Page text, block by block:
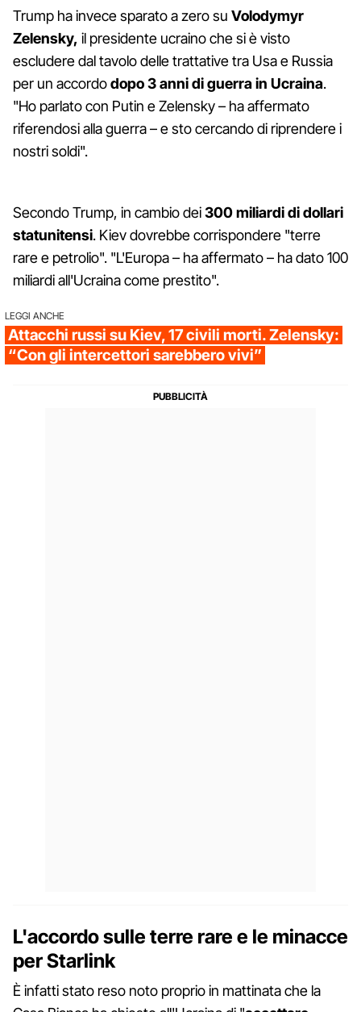
Trump ha invece sparato a zero su Volodymyr
Zelensky, il presidente ucraino che si è visto
escludere dal tavolo delle trattative tra Usa e Russia
per un accordodopo 3 anni di guerra in Ucraina.
"Ho parlato con Putin e Zelensky – ha affermato
riferendosi alla guerra – e sto cercando di riprendere i
nostri soldi".
Secondo Trump, in cambio dei300 miliardi di dollari
statunitensi. Kiev dovrebbe corrispondere "terre
rare e petrolio". "L'Europa – ha affermato – ha dato 100
miliardi all'Ucraina come prestito".
LEGGI ANCHE
Attacchi russi su Kiev, 17 civili morti. Zelensky:
“Con gli intercettori sarebbero vivi”
L'accordo sulle terre rare e le minacce
per Starlink
È infatti stato reso noto proprio in mattinata che la